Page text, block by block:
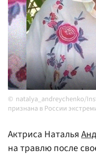
natalya_andreychenko/
признана в России
Актриса Наталья
на травлю после